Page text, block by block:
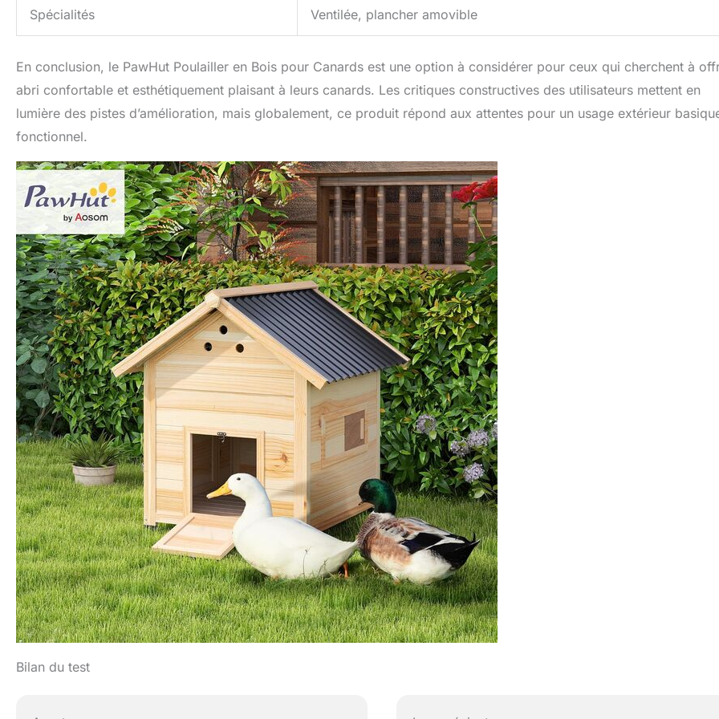
Spécialités Ventilée, plancher amovible
En conclusion, le PawHut Poulailler en Bois pour Canards est une option à considérer pour ceux qui cherchent à
abri confortable et esthétiquement plaisant à leurs canards. Les critiques constructives des utilisateurs mettent en
lumière des pistes d’amélioration, mais globalement, ce produit répond aux attentes pour un usage extérieur
fonctionnel.
Bilan du test